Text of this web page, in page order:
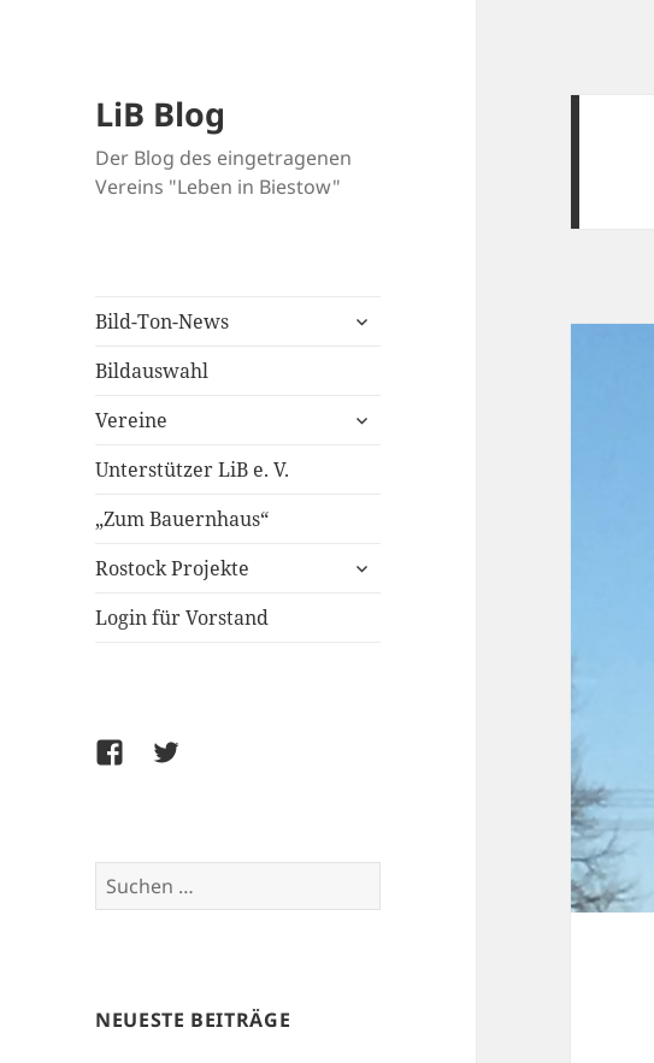
LiB Blog
Der Blog des eingetragenen
Vereins "Leben in Biestow"
Bild-Ton-News
untermenü
Bildauswahl
Vereine
untermenü
Unterstützer LiB e. V.
„Zum Bauernhaus“
Rostock Projekte
untermenü
Login für Vorstand
FacebookTwitter
Suchen
nach:
NEUESTE BEITRÄGE